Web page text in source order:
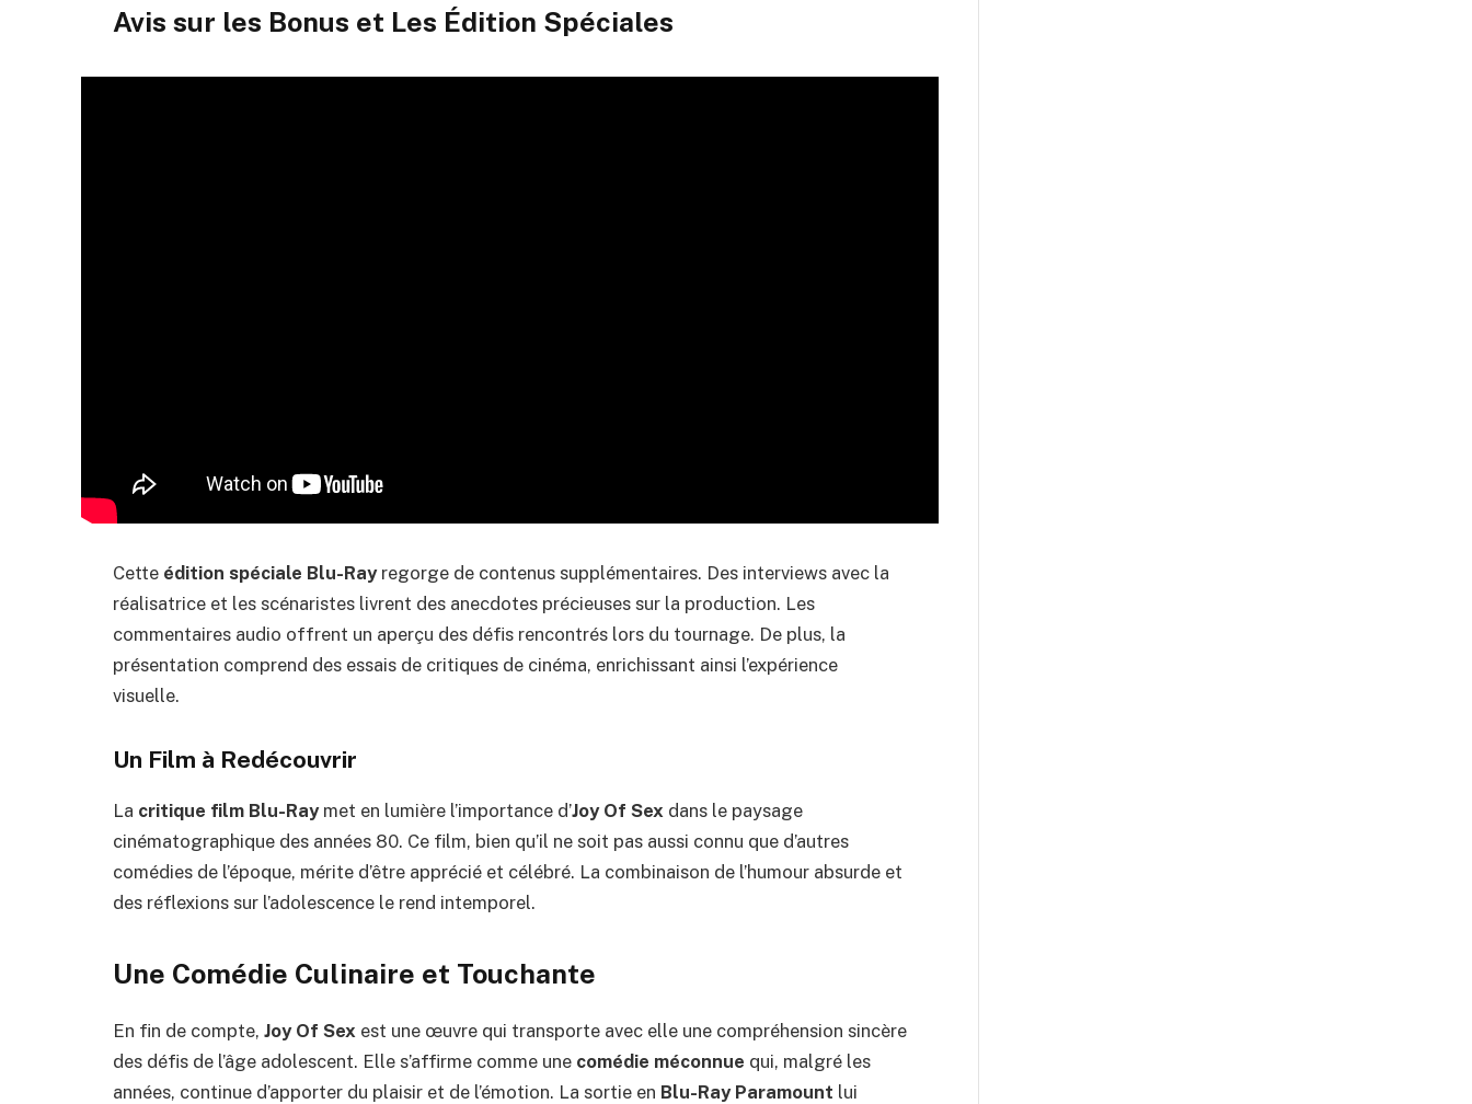
Avis sur les Bonus et Les Édition Spéciales
Cette édition spéciale Blu-Rayregorge de contenus supplémentaires. Des interviews avec la
réalisatrice et les scénaristes livrent des anecdotes précieuses sur la production. Les
commentaires audio offrent un aperçu des défis rencontrés lors du tournage. De plus, la
présentation comprend des essais de critiques de cinéma, enrichissant ainsi l’expérience
visuelle.
Un Film à Redécouvrir
La critique film Blu-Raymet en lumière l’importance d’Joy Of Sex dans le paysage
cinématographique des années 80. Ce film, bien qu’il ne soit pas aussi connu que d’autres
comédies de l’époque, mérite d’être apprécié et célébré. La combinaison de l’humour absurde et
des réflexions sur l’adolescence le rend intemporel.
Une Comédie Culinaire et Touchante
En fin de compte, Joy Of Sex est une œuvre qui transporte avec elle une compréhension sincère
des défis de l’âge adolescent. Elle s’affirme comme une comédie méconnue qui, malgré les
années, continue d’apporter du plaisir et de l’émotion. La sortie en Blu-Ray Paramount lui